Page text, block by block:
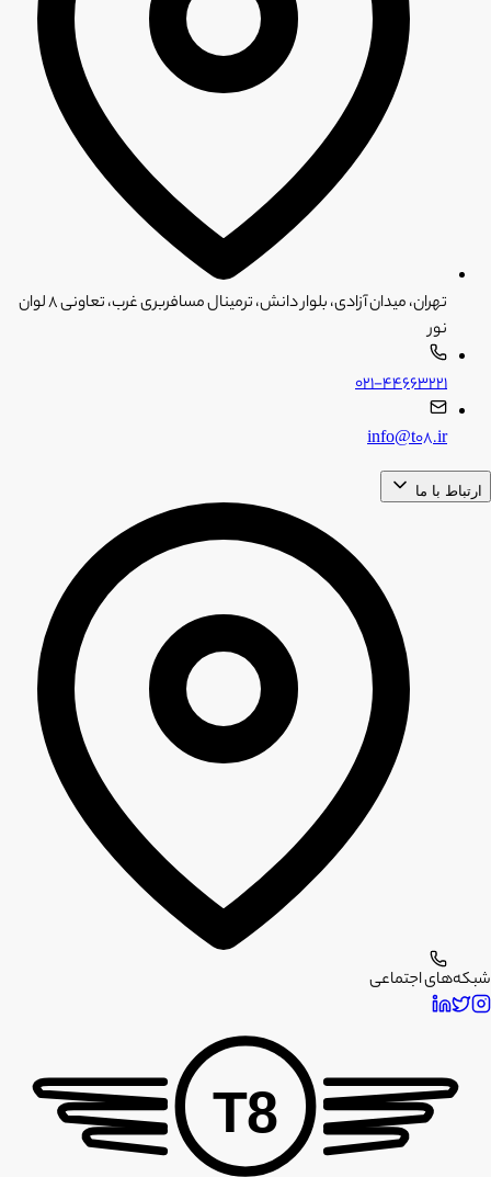
تهران، میدان آزادی، بلوار دانش، ترمینال مسافربری غرب، تعاونی ۸ لوان
نور
۰۲۱-۴۴۶۶۳۲۲۱
info@t08.ir
ارتباط با ما
شبکه‌های اجتماعی
T8